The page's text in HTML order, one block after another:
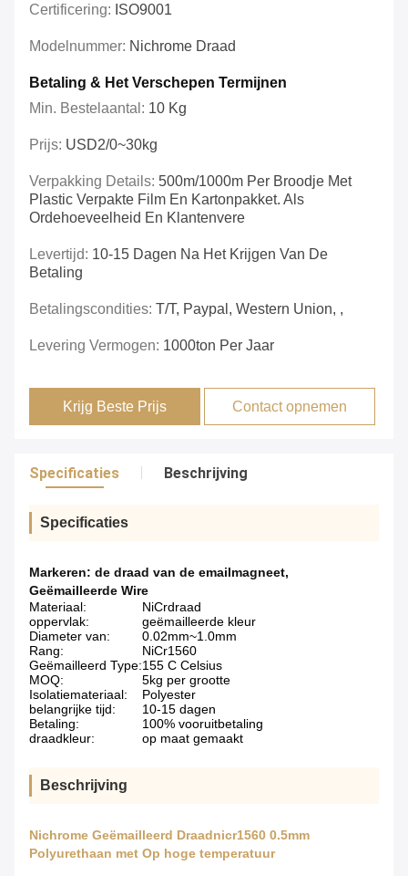
Certificering: ISO9001
Modelnummer: Nichrome Draad
Betaling & Het Verschepen Termijnen
Min. Bestelaantal: 10 Kg
Prijs: USD2/0~30kg
Verpakking Details: 500m/1000m Per Broodje Met
Plastic Verpakte Film En Kartonpakket. Als
Ordehoeveelheid En Klantenvere
Levertijd: 10-15 Dagen Na Het Krijgen Van De
Betaling
Betalingscondities: T/T, Paypal, Western Union, ,
Levering Vermogen: 1000ton Per Jaar
Krijg Beste Prijs Contact opnemen
Specificaties Beschrijving
Specificaties
Markeren: de draad van de emailmagneet,
Geëmailleerde Wire
Materiaal:
NiCrdraad
oppervlak:
geëmailleerde kleur
Diameter van:
0.02mm~1.0mm
Rang:
NiCr1560
Geëmailleerd Type:155 C Celsius
MOQ:
5kg per grootte
Isolatiemateriaal:
Polyester
belangrijke tijd:
10-15 dagen
Betaling:
100% vooruitbetaling
draadkleur:
op maat gemaakt
Beschrijving
Nichrome Geëmailleerd Draadnicr1560 0.5mm
Polyurethaan met Op hoge temperatuur